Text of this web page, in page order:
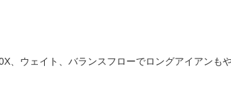
ウェイト、バランスフローでロングアイアンも